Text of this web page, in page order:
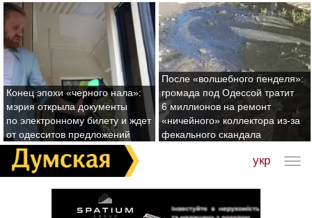
Конец эпохи «черного нала»:
мэрия открыла документы
по электронному билету и ждет
от одесситов предложений
После «волшебного пенделя»:
громада под Одессой тратит
6 миллионов на ремонт
«ничейного» коллектора из-за
фекального скандала
укр